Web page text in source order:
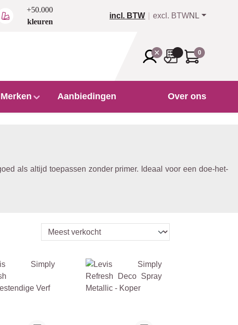
+50.000
kleuren
incl. BTW excl. BTWNL
0
Merken Aanbiedingen Over ons
als altijd toepassen zonder primer. Ideaal voor een doe-het-